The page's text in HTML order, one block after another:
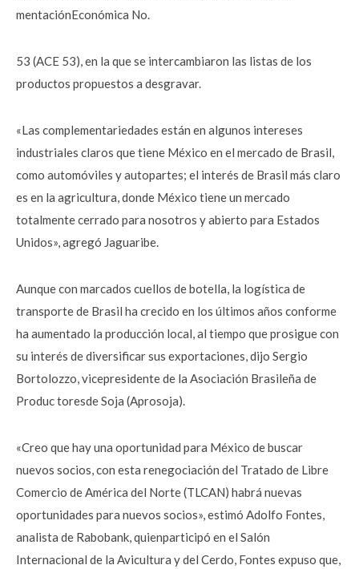
mentaciónEconómica No.
53 (ACE 53), en la que se intercambiaron las listas de los
productos propuestos a desgravar.
«Las complementariedades están en algunos intereses
industriales claros que tiene México en el mercado de Brasil,
como automóviles y autopartes; el interés de Brasil más claro
es en la agricultura, donde México tiene un mercado
totalmente cerrado para nosotros y abierto para Estados
Unidos», agregó Jaguaribe.
Aunque con marcados cuellos de botella, la logística de
transporte de Brasil ha crecido en los últimos años conforme
ha aumentado la producción local, al tiempo que prosigue con
su interés de diversificar sus exportaciones, dijo Sergio
Bortolozzo, vicepresidente de la Asociación Brasileña de
Produc toresde Soja (Aprosoja).
«Creo que hay una oportunidad para México de buscar
nuevos socios, con esta renegociación del Tratado de Libre
Comercio de América del Norte (TLCAN) habrá nuevas
oportunidades para nuevos socios», estimó Adolfo Fontes,
analista de Rabobank, quienparticipó en el Salón
Internacional de la Avicultura y del Cerdo, Fontes expuso que,